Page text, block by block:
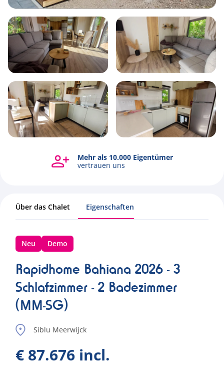
6 2 3 48m2
Alle Fotos ansehen
Mehr als 10.000 Eigentümer
vertrauen uns
Über das Chalet Eigenschaften
Neu Demo
Rapidhome Bahiana 2026 - 3
Schlafzimmer - 2 Badezimmer
(MM-SG)
Siblu Meerwijck
€ 87.676 incl.